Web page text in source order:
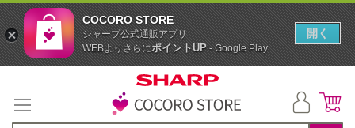
テ
ン
COCORO STORE
シャープ公式通販アプリ
WEBよりさらにポイントUP- Google Play
開く